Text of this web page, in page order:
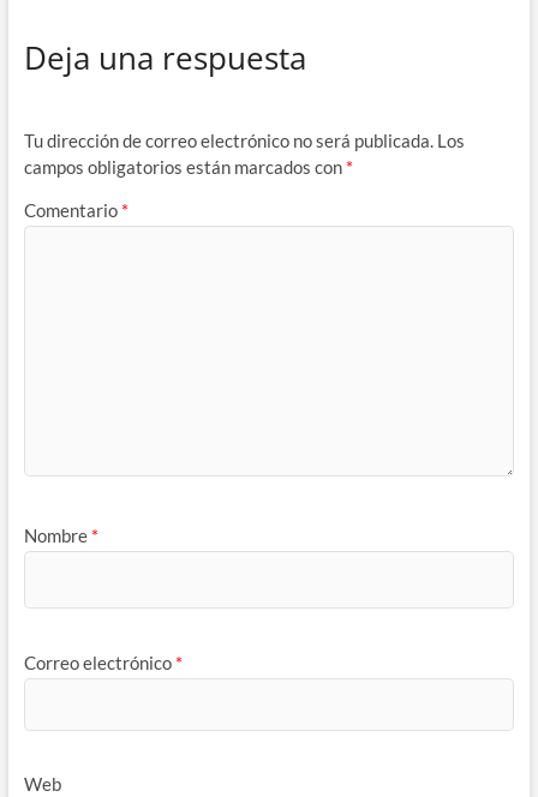
Deja una respuesta
Tu dirección de correo electrónico no será publicada. Los
campos obligatorios están marcados con *
Comentario *
Nombre *
Correo electrónico *
Web